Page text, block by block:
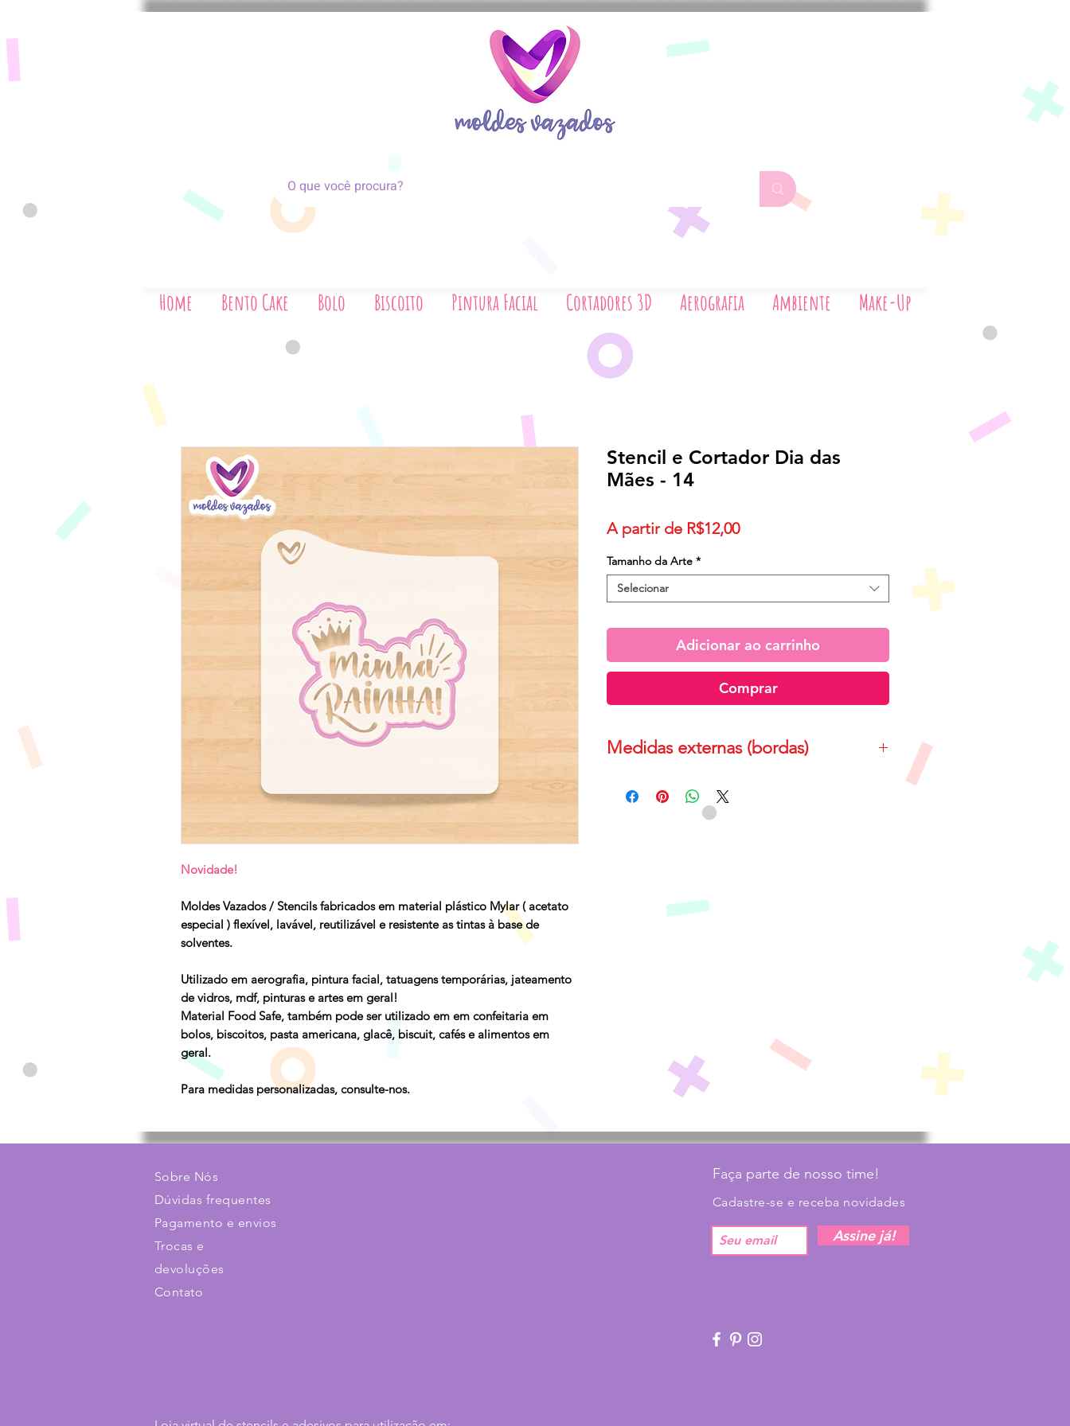
Home Bento Cake Bolo Biscoito Pintura Facial Cortadores 3D Aerografia Ambiente Make-Up
Novidade!
Moldes Vazados / Stencils fabricados em material plástico Mylar ( acetato
especial ) flexível, lavável, reutilizável e resistente as tintas à base de
solventes.
Utilizado em aerografia, pintura facial, tatuagens temporárias, jateamento
de vidros, mdf, pinturas e artes em geral!
Material Food Safe, também pode ser utilizado em em confeitaria em
bolos, biscoitos, pasta americana, glacê, biscuit, cafés e alimentos em
geral.
Para medidas personalizadas, consulte-nos.
Stencil e Cortador Dia das
Mães - 14
A partir de R$12,00Preço
Tamanho da Arte *
Selecionar
Adicionar ao carrinho
Comprar
Medidas externas (bordas)
medida de 11.5cm x 9.5cm
Para medidas de 7cm até 10cm as bordas
Sobre Nós
Dúvidas frequentes
Pagamento e envios
Trocas e
devoluções
Contato
Faça parte de nosso time!
Assine já!
Cadastre-se e receba novidades